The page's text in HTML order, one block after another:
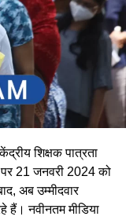
शिक्षक पात्रता
पर 21 जनवरी 2024 को
अब उम्मीदवार
हैं। नवीनतम मीडिया